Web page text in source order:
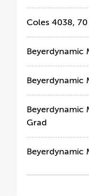
Coles 4038,
Beyerdynamic
Beyerdynamic
Beyerdynamic
Grad
Beyerdynamic